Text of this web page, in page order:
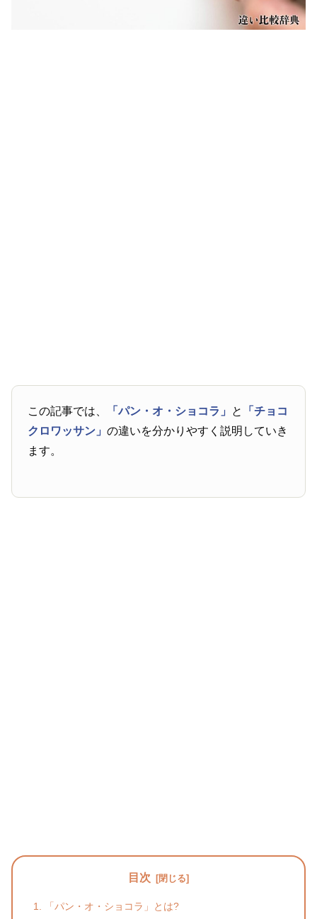
この記事では、 「パン・オ・ショコラ」 と
「チョコ
クロワッサン」の違いを分かりやすく説明していき
ます。
目次
「パン・オ・ショコラ」とは?